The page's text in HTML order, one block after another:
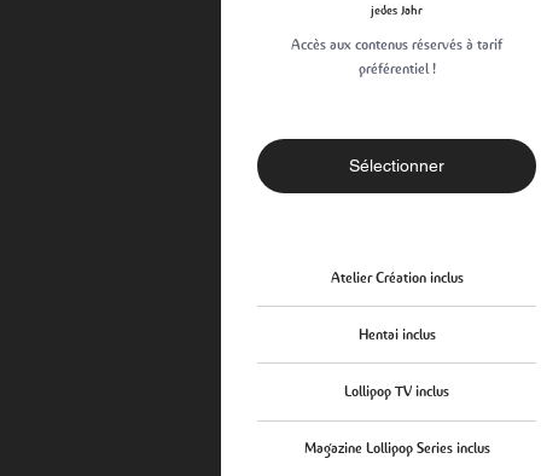
jedes Jahr
Accès aux contenus réservés à tarif
préférentiel !
Sélectionner
Atelier Création inclus
Hentai inclus
Lollipop TV inclus
Magazine Lollipop Series inclus